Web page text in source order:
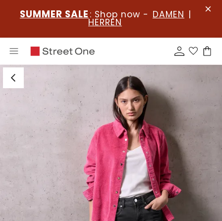
SUMMER SALE : Shop now - DAMEN |
HERREN